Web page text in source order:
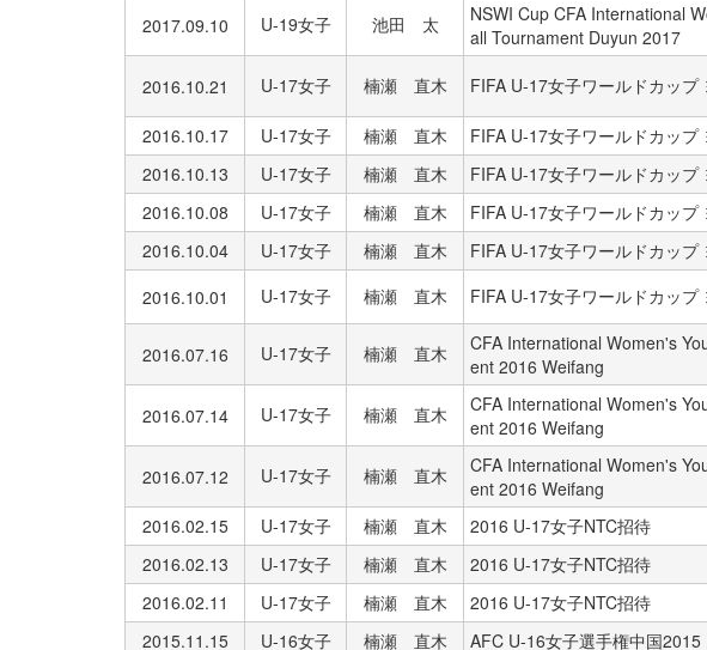
2017.09.10 U-19女子 池田 太
NSWI Cup CFA International
all Tournament Duyun 2017
2016.10.21 U-17女子 楠瀬 直木 FIFA U-17女子ワールドカップ
2016.10.17 U-17女子 楠瀬 直木 FIFA U-17女子ワールドカップ
2016.10.13
U-17女子 楠瀬 直木 FIFA U-17女子ワールドカップ
2016.10.08
U-17女子 楠瀬 直木 FIFA U-17女子ワールドカップ
2016.10.04
U-17女子 楠瀬 直木 FIFA U-17女子ワールドカップ
2016.10.01
U-17女子 楠瀬 直木 FIFA U-17女子ワールドカップ
2016.07.16 U-17女子 楠瀬 直木
CFA International Women's
ent 2016 Weifang
2016.07.14 U-17女子 楠瀬 直木
CFA International Women's
ent 2016 Weifang
2016.07.12 U-17女子 楠瀬 直木
CFA International Women's
ent 2016 Weifang
2016.02.15 U-17女子 楠瀬 直木 2016 U-17女子NTC招待
2016.02.13
U-17女子 楠瀬 直木 2016 U-17女子NTC招待
2016.02.11
U-17女子 楠瀬 直木 2016 U-17女子NTC招待
2015.11.15
U-16女子 楠瀬 直木 AFC U-16女子選手権中国2015